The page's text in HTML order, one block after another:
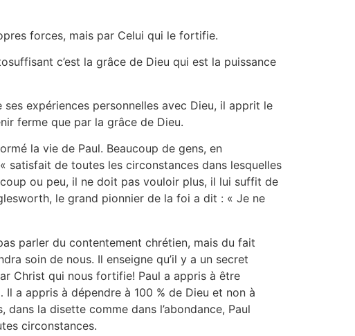
forces, mais par Celui qui le fortifie.
c’est la grâce de Dieu qui est la puissance
expériences personnelles avec Dieu, il apprit le
ferme que par la grâce de Dieu.
la vie de Paul. Beaucoup de gens, en
satisfait de toutes les circonstances dans lesquelles
ou peu, il ne doit pas vouloir plus, il lui suffit de
le grand pionnier de la foi a dit : « Je ne
parler du contentement chrétien, mais du fait
soin de nous. Il enseigne qu’il y a un secret
Christ qui nous fortifie! Paul a appris à être
a appris à dépendre à 100 % de Dieu et non à
la disette comme dans l’abondance, Paul
circonstances.